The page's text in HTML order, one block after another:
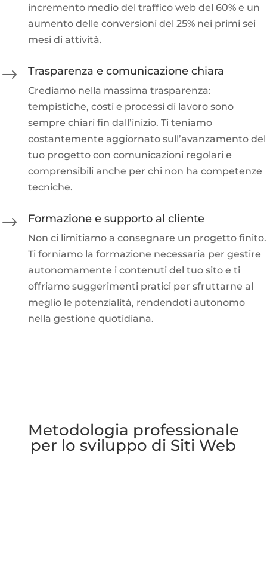
incremento medio del traffico web del 60% e un
aumento delle conversioni del 25% nei primi sei
mesi di attività.
$ Trasparenza e comunicazione chiara
Crediamo nella massima trasparenza:
tempistiche, costi e processi di lavoro sono
sempre chiari fin dall’inizio. Ti teniamo
costantemente aggiornato sull’avanzamento del
tuo progetto con comunicazioni regolari e
comprensibili anche per chi non ha competenze
tecniche.
$ Formazione e supporto al cliente
Non ci limitiamo a consegnare un progetto finito.
Ti forniamo la formazione necessaria per gestire
autonomamente i contenuti del tuo sito e ti
offriamo suggerimenti pratici per sfruttarne al
meglio le potenzialità, rendendoti autonomo
nella gestione quotidiana.
Metodologia professionale
per lo sviluppo di Siti Web